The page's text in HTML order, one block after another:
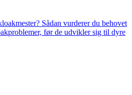
Sådan vurderer du behovet
før de udvikler sig til dyre